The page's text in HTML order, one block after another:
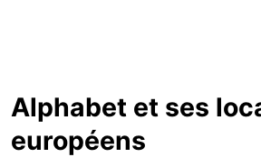
Alphabet et ses
européens